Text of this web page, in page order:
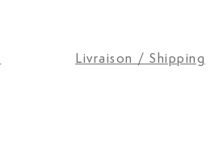
Livraison / Shipping